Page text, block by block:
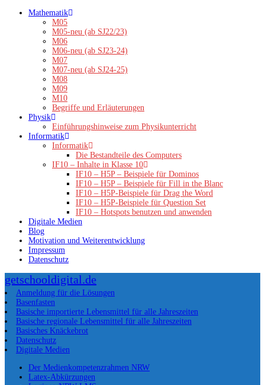
Zum
Mathematik
M05
M05-neu (ab SJ22/23)
M06
M06-neu (ab SJ23-24)
M07
M07-neu (ab SJ24-25)
M08
M09
M10
Begriffe und Erläuterungen
Physik
Einführungshinweise zum Physikunterricht
Informatik
Informatik
Die Bestandteile des Computers
IF10 – Inhalte in Klasse 10
IF10 – H5P – Beispiele für Dominos
IF10 – H5P – Beispiele für Fill in the Blanc
IF10 – H5P-Beispiele für Drag the Word
IF10 – H5P-Beispiele für Question Set
IF10 – Hotspots benutzen und anwenden
Digitale Medien
Blog
Motivation und Weiterentwicklung
Impressum
Datenschutz
getschooldigital.de
Anmeldung für die Lösungen
Basenfasten
Basische importierte Lebensmittel für alle Jahreszeiten
Basische regionale Lebensmittel für alle Jahreszeiten
Basisches Knäckebrot
Datenschutz
Digitale Medien
Der Medienkompetenzrahmen NRW
Latex-Abkürzungen